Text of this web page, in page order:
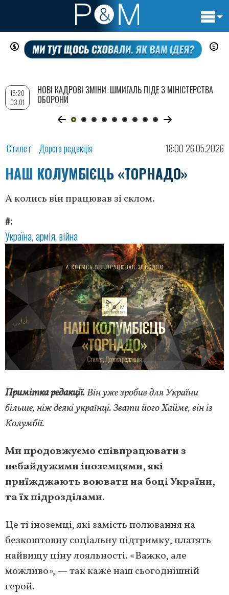
Перейти
до
вмісту
Стилет Дорога редакція 18:00 26.05.2026
НАШ КОЛУМБІЄЦЬ «ТОРНАДО»
А колись він працював зі склом.
#
Україна армія війна
Примітка редакції.Він уже зробив для України
більше, ніж деякі українці. Звати його Хайме, він із
Колумбії.
Ми продовжуємо співпрацювати з
небайдужими іноземцями, які
приїжджають воювати на боці України,
та їх підрозділами.
Це ті іноземці, які замість полювання на
безкоштовну соціальну підтримку, платять
найвищу ціну лояльності. «Важко, але
можливо», — так каже наш сьогоднішній
герой.
15:20
03.01
НОВІ КАДРОВІ ЗМІНИ: ШМИГАЛЬ ПІДЕ З МІНІСТЕРСТВА
ОБОРОНИ